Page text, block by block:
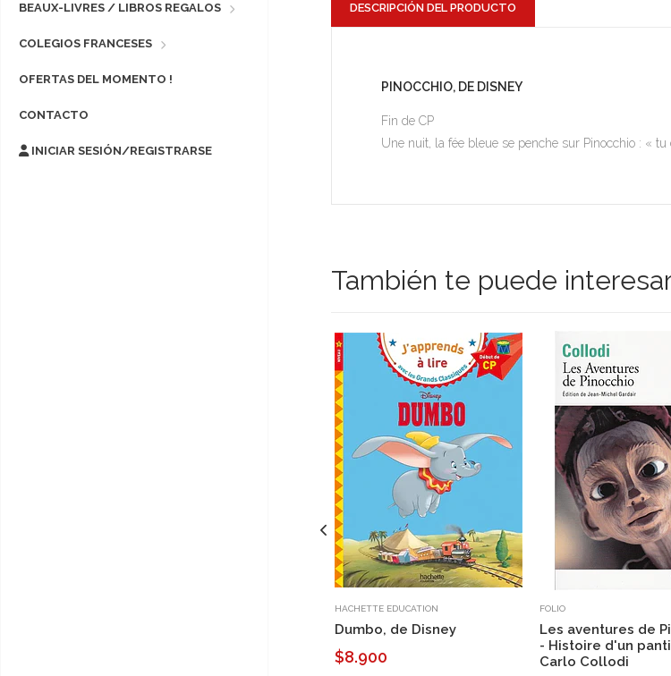
BEAUX-LIVRES / LIBROS REGALOS
COLEGIOS FRANCESES
OFERTAS DEL MOMENTO !
CONTACTO
INICIAR SESIÓN/REGISTRARSE
DESCRIPCIÓN DEL PRODUCTO
PINOCCHIO, DE DISNEY
Fin de CP
Une nuit, la fée bleue se penche sur Pinocchio : «
También te puede
HACHETTE EDUCATION
Dumbo, de Disney
$8.900
FOLIO
Les aventures de
- Histoire d'un
Carlo Collodi